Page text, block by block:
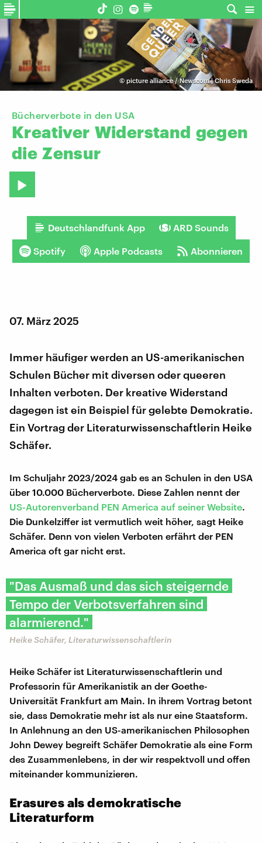
© picture alliance / Newscom | Chris Sweda
Bücherverbote in den USA
Kreativer Widerstand gegen
die Zensur
Deutschlandfunk App ARD Sounds
Spotify Apple Podcasts Abonnieren
07. März 2025
Immer häufiger werden an US-amerikanischen
Schulen Bücher mit diversen oder queeren
Inhalten verboten. Der kreative Widerstand
dagegen ist ein Beispiel für gelebte Demokratie.
Ein Vortrag der Literaturwissenschaftlerin Heike
Schäfer.
Im Schuljahr 2023/2024 gab es an Schulen in den USA
über 10.000 Bücherverbote. Diese Zahlen nennt der
US-Autorenverband PEN America auf seiner Website.
Die Dunkelziffer ist vermutlich weit höher, sagt Heike
Schäfer. Denn von vielen Verboten erfährt der PEN
America oft gar nicht erst.
"Das Ausmaß und das sich steigernde
Tempo der Verbotsverfahren sind
alarmierend."
Heike Schäfer, Literaturwissenschaftlerin
Heike Schäfer ist Literaturwissenschaftlerin und
Professorin für Amerikanistik an der Goethe-
Universität Frankfurt am Main. In ihrem Vortrag betont
sie, dass Demokratie mehr ist als nur eine Staatsform.
In Anlehnung an den US-amerikanischen Philosophen
John Dewey begreift Schäfer Demokratie als eine Form
des Zusammenlebens, in der wir respektvoll und offen
miteinander kommunizieren.
Erasures als demokratische
Literaturform